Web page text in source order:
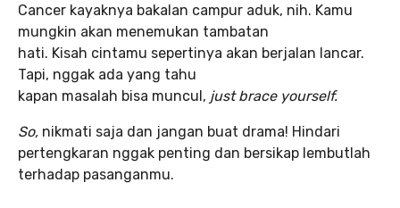
Cancer kayaknya bakalan campur aduk, nih. Kamu
mungkin akan menemukan tambatan
hati. Kisah cintamu sepertinya akan berjalan lancar.
Tapi, nggak ada yang tahu
kapan masalah bisa muncul, just brace yourself.
So, nikmati saja dan jangan buat drama! Hindari
pertengkaran nggak penting dan bersikap lembutlah
terhadap pasanganmu.